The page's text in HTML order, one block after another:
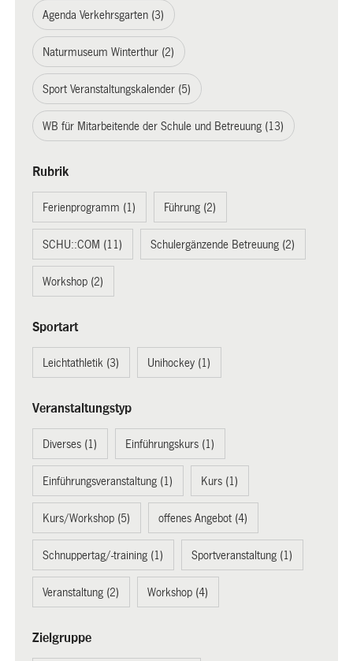
Agenda Verkehrsgarten (3)
Naturmuseum Winterthur (2)
Sport Veranstaltungskalender (5)
WB für Mitarbeitende der Schule und Betreuung (13)
Rubrik
Ferienprogramm (1) Führung (2)
SCHU::COM (11) Schulergänzende Betreuung (2)
Workshop (2)
Sportart
Leichtathletik (3) Unihockey (1)
Veranstaltungstyp
Diverses (1) Einführungskurs (1)
Einführungsveranstaltung (1) Kurs (1)
Kurs/Workshop (5) offenes Angebot (4)
Schnuppertag/-training (1) Sportveranstaltung (1)
Veranstaltung (2) Workshop (4)
Zielgruppe